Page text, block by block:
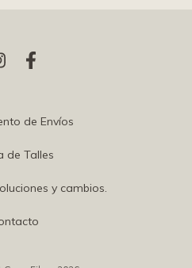
de Envíos
de Talles
y cambios.